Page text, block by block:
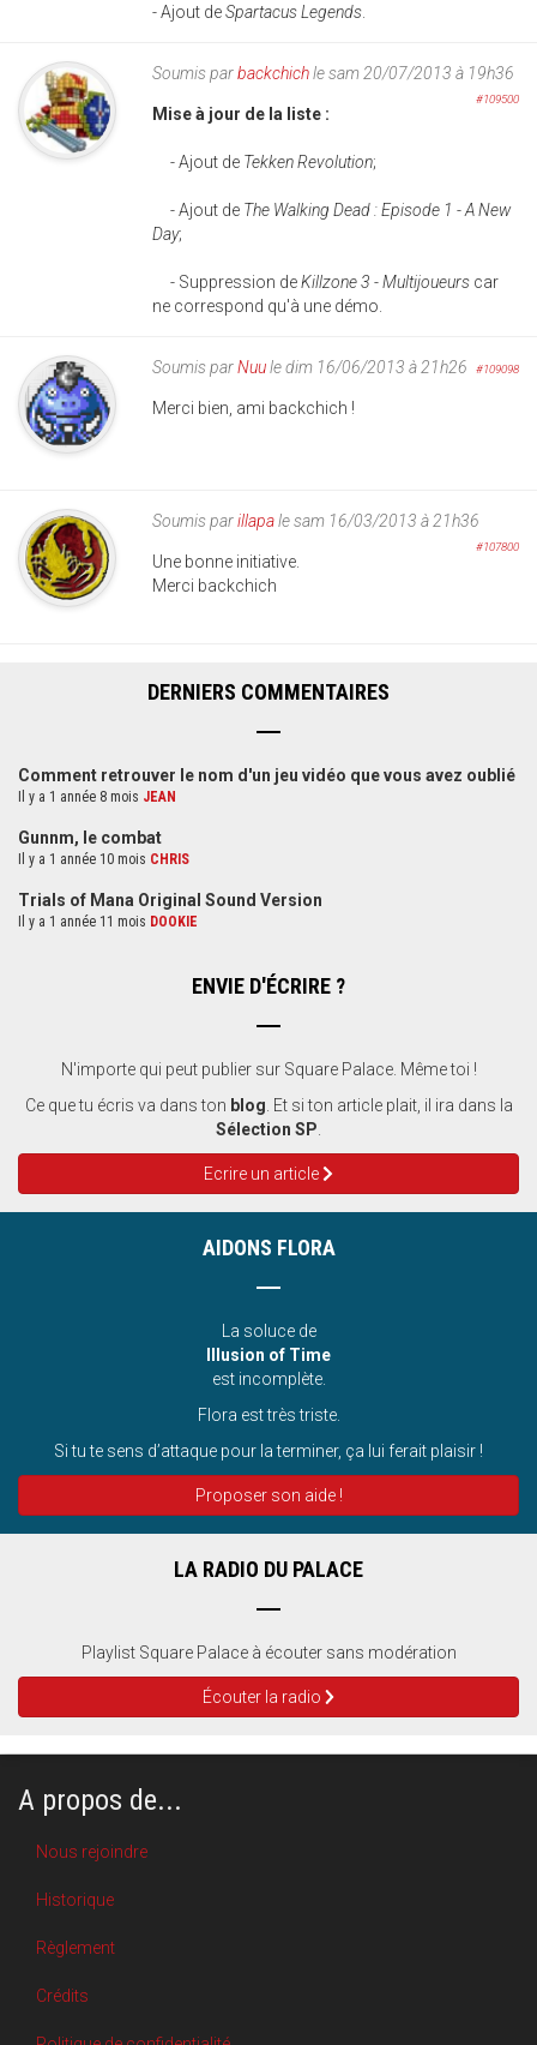
- Ajout deSpartacus Legends
Soumis parbackchichle sam 20/07/2013 à 19h36
#109500
Mise à jour de la liste :
- Ajout de Tekken Revolution;
- Ajout de The Walking Dead : Episode 1 - A New
Day;
- Suppression deKillzone 3 - Multijoueurs car
ne correspond qu'à une démo.
Soumis parNuule dim 16/06/2013 à 21h26 #109098
Merci bien, ami backchich !
Soumis parillapale sam 16/03/2013 à 21h36
#107800
Une bonne initiative.
Merci backchich
DERNIERS COMMENTAIRES
Comment retrouver le nom d'un jeu vidéo que vous avez oublié
Il y a 1 année 8 mois JEAN
Gunnm, le combat
Il y a 1 année 10 mois CHRIS
Trials of Mana Original Sound Version
Il y a 1 année 11 mois DOOKIE
ENVIE D'ÉCRIRE ?
N'importe qui peut publier sur Square Palace. Même toi !
Ce que tu écris va dans ton blog . Et si ton article plait, il ira dans la
Sélection SP
Ecrire un article
AIDONS FLORA
La soluce de
Illusion of Time
est incomplète.
Flora est très triste.
Si tu te sens d’attaque pour la terminer, ça lui ferait plaisir !
Proposer son aide !
LA RADIO DU PALACE
Playlist Square Palace à écouter sans modération
Écouter la radio
A propos de...
Nous rejoindre
Historique
Règlement
Crédits